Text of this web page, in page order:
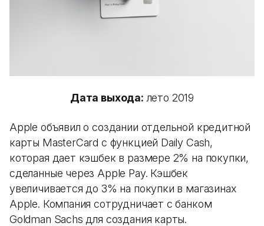
Дата выхода: лето 2019
Apple объявил о создании отдельной кредитной
карты MasterCard с функцией Daily Cash,
которая дает кэшбек в размере 2% на покупки,
сделанные через Apple Pay. Кэшбек
увеличивается до 3% на покупки в магазинах
Apple. Компания сотрудничает с банком
Goldman Sachs для создания карты.